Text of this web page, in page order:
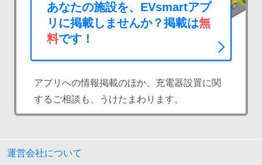
あなたの施設を、EVsmartアプ
リに掲載しませんか？掲載は無
料です！
アプリへの情報掲載のほか、充電器設置に関
するご相談も、うけたまわります。
運営会社について